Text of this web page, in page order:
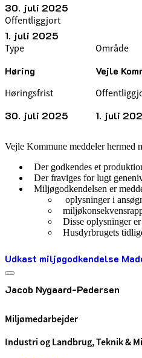
30. juli 2025
Offentliggjort
1. juli 2025
Type
Høring
Område
Vejle
Høringsfrist
30. juli 2025 1. juli
Vejle Kommune meddeler hermed
Der godkendes et
Der fraviges for lugt
Miljøgodkendelsen er
oplysninger i
Disse oplysninger
Husdyrbrugets
Udkast miljøgodkendelse
Jacob Nygaard-Pedersen
Miljømedarbejder
Industri og Landbrug, Teknik &